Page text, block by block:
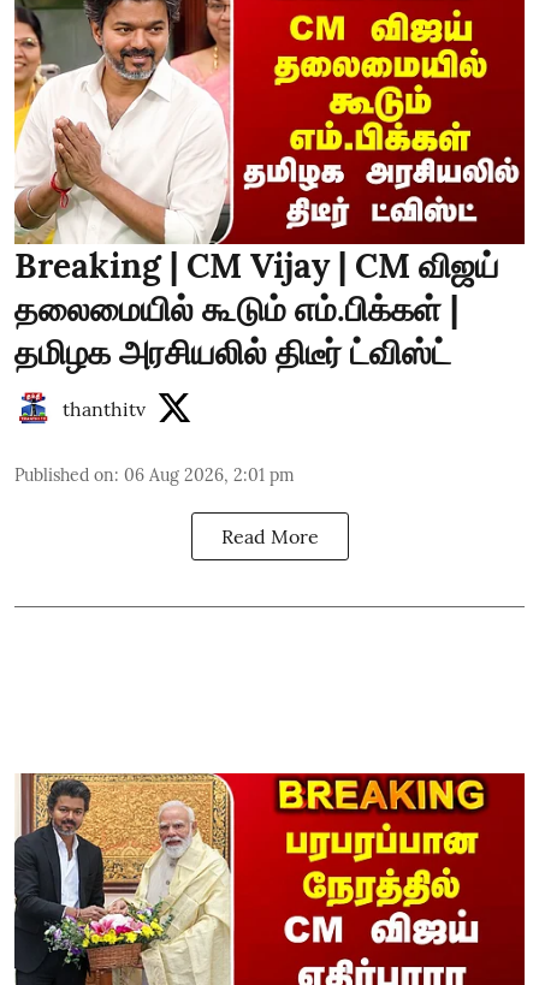
Breaking | CM Vijay | CM விஜய்
தலைமையில் கூடும் எம்.பிக்கள் |
தமிழக அரசியலில் திடீர் ட்விஸ்ட்
thanthitv
Published on: 06 Aug 2026, 2:01 pm
Read More